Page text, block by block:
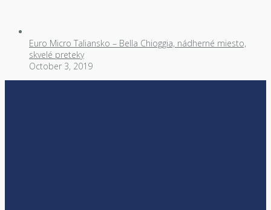
Euro Micro Taliansko – Bella Chioggia, nádherné miesto,
skvelé preteky
October 3, 2019